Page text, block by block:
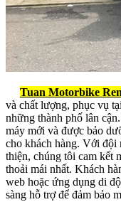
Tuan Motorbike
và chất lượng, phục vụ
những thành phố lân
máy mới và được bảo
cho khách hàng. Với đội
thiện, chúng tôi cam kết
thoải mái nhất. Khách
web hoặc ứng dụng di
sàng hỗ trợ để đảm bảo